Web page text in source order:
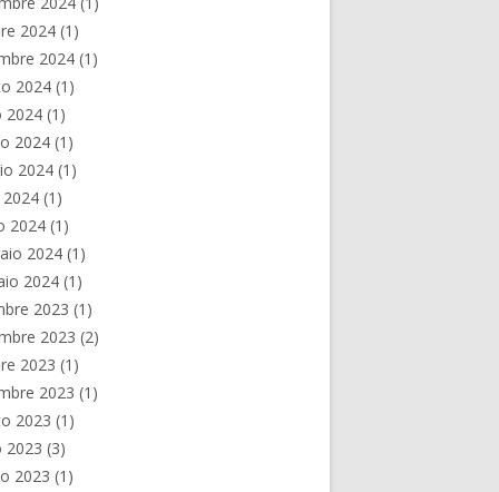
2024 (1)
2024 (1)
2024 (1)
2024 (1)
2024 (1)
2024 (1)
(1)
2024 (1)
2024 (1)
2024 (1)
2023 (1)
2023 (2)
2023 (1)
2023 (1)
2023 (1)
2023 (3)
2023 (1)